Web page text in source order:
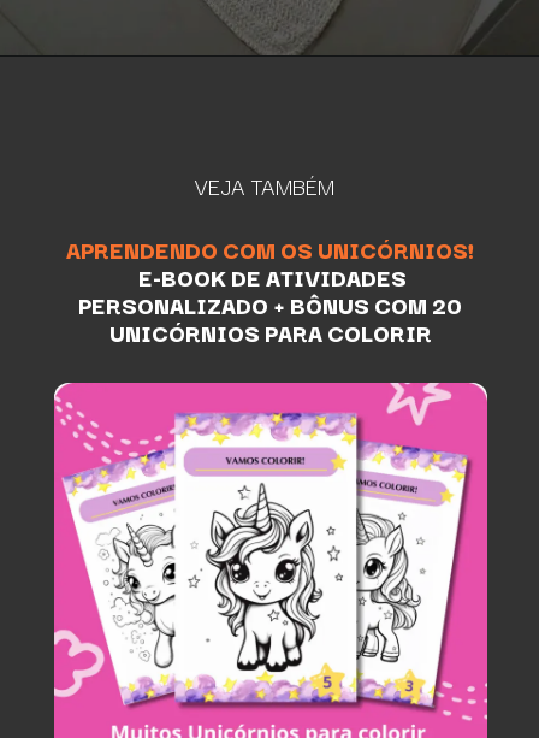
VEJA TAMBÉM
APRENDENDO COM OS UNICÓRNIOS!
E-BOOK DE ATIVIDADES
PERSONALIZADO + BÔNUS COM 20
UNICÓRNIOS PARA COLORIR